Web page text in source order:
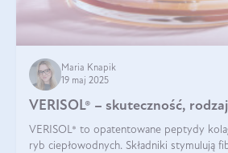
Maria Knapik
19 maj 2025
VERISOL® – skuteczność,
VERISOL® to opatentowane peptydy
ryb ciepłowodnych. Składniki stymulują fibroblasty do